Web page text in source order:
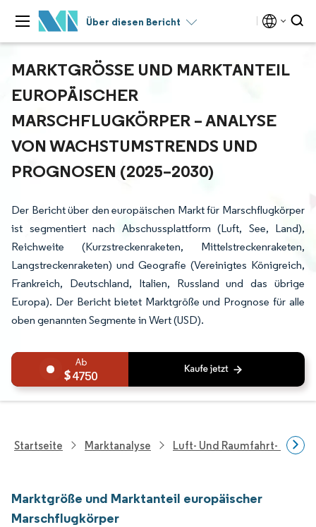
Über diesen Bericht
MARKTGRÖSSE UND MARKTANTEIL E
UROPÄISCHER M
ARSCHFLUGKÖRPER – ANALYSE V
ON WACHSTUMSTRENDS UND P
ROGNOSEN (2025–2030)
Der Bericht über den europäischen Markt für Marschflugkörper
ist segmentiert nach Abschussplattform (Luft, See, Land),
Reichweite (Kurzstreckenraketen, Mittelstreckenraketen,
Langstreckenraketen) und Geografie (Vereinigtes Königreich,
Frankreich, Deutschland, Italien, Russland und das übrige
Europa). Der Bericht bietet Marktgröße und Prognose für alle
oben genannten Segmente in Wert (USD).
4750
Startseite Marktanalyse Luft- Und Raumfahrt- Und
Marktgröße und Marktanteil europäischer
Marschflugkörper